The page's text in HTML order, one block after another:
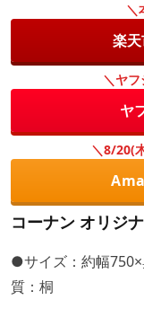
＼
楽
＼ヤ
ヤ
＼8/20(
コーナン オリジ
●サイズ：約幅
質：桐